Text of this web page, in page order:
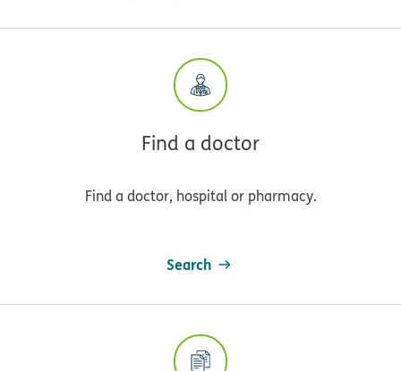
Find a doctor
Find a doctor, hospital or pharmacy.
Search